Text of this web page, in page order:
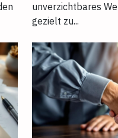
Zahlungen
unverzichtbares
gezielt zu...